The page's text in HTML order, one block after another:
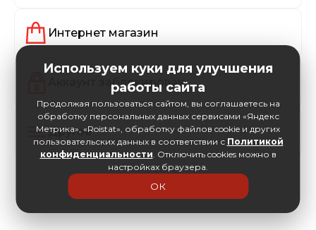
Интернет магазин
Аккаунт заблокирован
Другое
Используем куки для улучшения
работы сайта
Продолжая пользоваться сайтом, вы соглашаетесь на
обработку персональных данных сервисами «Яндекс
Метрика», «Roistat», обработку файлов cookie и других
пользовательских данных в соответствии с Политикой
конфиденциальности. Отключить cookies можно в
настройках браузера.
ОК